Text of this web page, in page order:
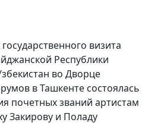
визита
Республики
во Дворце
в Ташкенте состоялась
почетных званий артистам
Закирову и Поладу